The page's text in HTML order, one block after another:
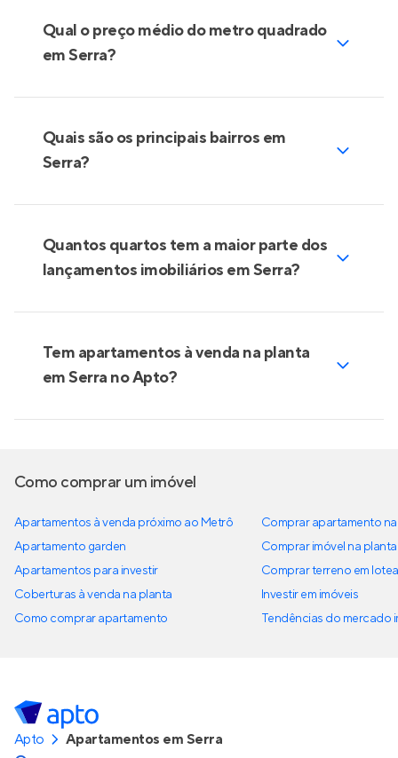
Qual o preço médio do metro quadrado
em Serra?
Quais são os principais bairros em
Serra?
Quantos quartos tem a maior parte dos
lançamentos imobiliários em Serra?
Tem apartamentos à venda na planta
em Serra no Apto?
Como comprar um imóvel
Apartamentos à venda próximo ao Metrô
Apartamento garden
Apartamentos para investir
Coberturas à venda na planta
Como comprar apartamento
Comprar apartamento
Comprar imóvel na planta
Comprar terreno em
Investir em imóveis
Tendências do mercado
Apto Apartamentos em Serra